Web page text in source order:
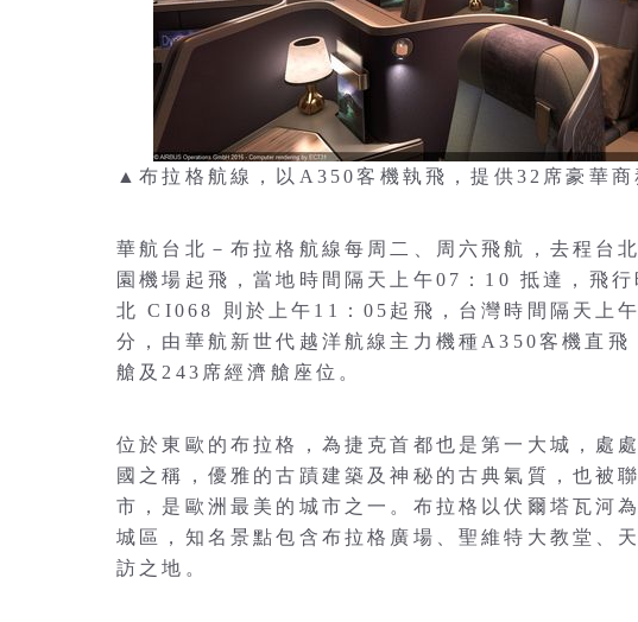
▲布拉格航線，以A350客機執飛，提供32席豪華
華航台北－布拉格航線每周二、周六飛航，去程台
園機場起飛，當地時間隔天上午07：10 抵達，飛
北 CI068 則於上午11：05起飛，台灣時間隔天上
分，由華航新世代越洋航線主力機種A350客機直
艙及243席經濟艙座位。
位於東歐的布拉格，為捷克首都也是第一大城，處
國之稱，優雅的古蹟建築及神秘的古典氣質，也被
市，是歐洲最美的城市之一。布拉格以伏爾塔瓦河
城區，知名景點包含布拉格廣場、聖維特大教堂、
訪之地。